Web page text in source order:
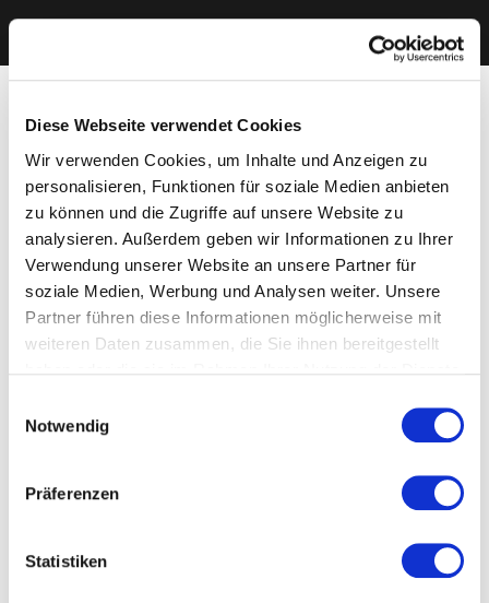
Diese Webseite verwendet Cookies
Wir verwenden Cookies, um Inhalte und Anzeigen zu
personalisieren, Funktionen für soziale Medien anbieten
zu können und die Zugriffe auf unsere Website zu
analysieren. Außerdem geben wir Informationen zu Ihrer
Verwendung unserer Website an unsere Partner für
soziale Medien, Werbung und Analysen weiter. Unsere
Partner führen diese Informationen möglicherweise mit
weiteren Daten zusammen, die Sie ihnen bereitgestellt
Cookies, wenn Sie unsere Webseite weiterhin nutzen.
Notwendig
Präferenzen
Statistiken